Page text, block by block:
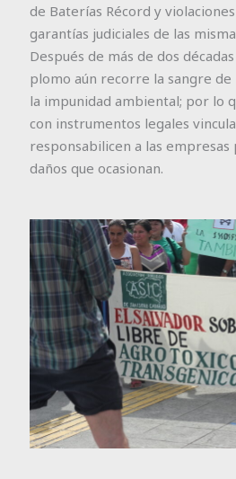
de Baterías Récord y
garantías judiciales de las
Después de más de dos
plomo aún recorre la sangre de
la impunidad ambiental; por lo
con instrumentos legales
responsabilicen a las
daños que ocasionan.